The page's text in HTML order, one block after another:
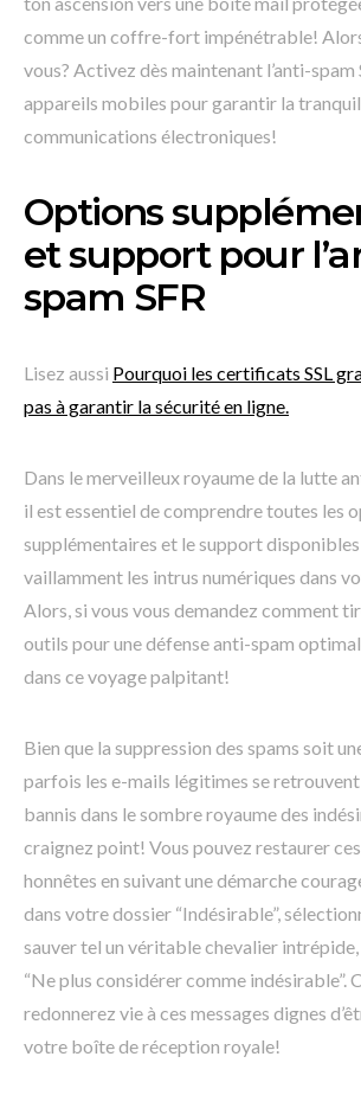
comme un coffre-fort impénétrable!
vous? Activez dès maintenant l’anti-spam
appareils mobiles pour garantir la
communications électroniques!
Options
et support pour
spam SFR
Lisez aussi Pourquoi les certificats SSL
pas à garantir la sécurité en ligne.
Dans le merveilleux royaume de la lutte
il est essentiel de comprendre toutes les
supplémentaires et le support
vaillamment les intrus numériques dans
Alors, si vous vous demandez comment
outils pour une défense anti-spam
dans ce voyage palpitant!
Bien que la suppression des spams soit
parfois les e-mails légitimes se
bannis dans le sombre royaume des
craignez point! Vous pouvez restaurer
honnêtes en suivant une démarche
dans votre dossier “Indésirable”,
sauver tel un véritable chevalier
“Ne plus considérer comme indésirable”.
redonnerez vie à ces messages dignes
votre boîte de réception royale!